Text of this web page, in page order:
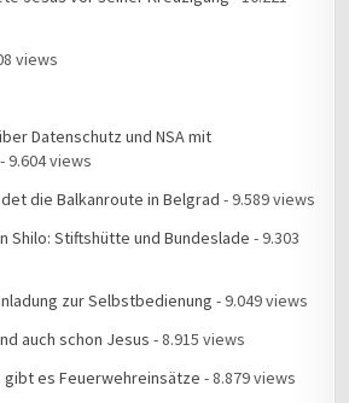
views
Datenschutz und NSA mit
- 9.604 views
die Balkanroute in Belgrad - 9.589 views
Shilo: Stiftshütte und Bundeslade - 9.303
zur Selbstbedienung - 9.049 views
auch schon Jesus - 8.915 views
gibt es Feuerwehreinsätze - 8.879 views